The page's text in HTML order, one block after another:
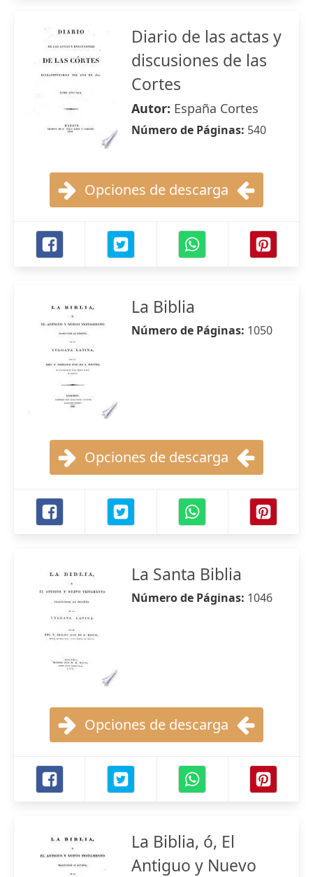
Diario de las actas y
discusiones de las
Cortes
Autor: España Cortes
Número de Páginas: 540
Opciones de descarga
La Biblia
Número de Páginas: 1050
Opciones de descarga
La Santa Biblia
Número de Páginas: 1046
Opciones de descarga
La Biblia, ó, El
Antiguo y Nuevo